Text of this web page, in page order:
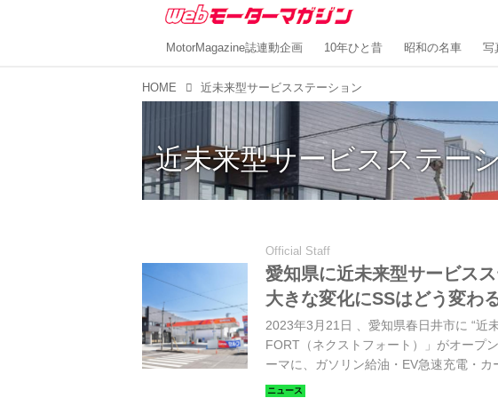
MotorMagazine誌連動企画 10年ひと昔 昭和の名車 写
HOME 近未来型サービスステーション
近未来型サービスステー
Official Staff
愛知県に近未来型サービス
大きな変化にSSはどう変わ
2023年3月21日 、愛知県春日井市に “近
FORT（ネクストフォート）」がオープ
ーマに、ガソリン給油・EV急速充電・カ
れまでにない新しいカタチのサービスス